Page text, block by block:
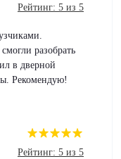
Рейтинг: 5 из 5
разобрать
в дверной
Рекомендую!
Рейтинг: 5 из 5